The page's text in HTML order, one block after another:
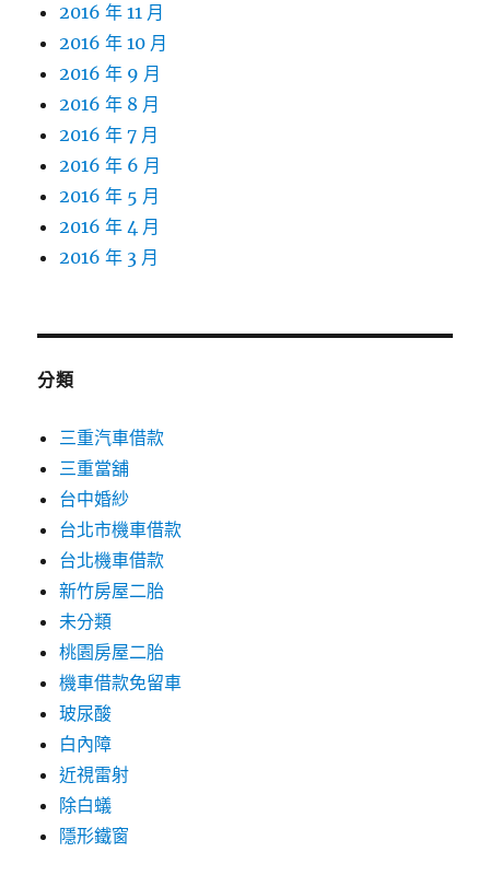
2016 年 11 月
2016 年 10 月
2016 年 9 月
2016 年 8 月
2016 年 7 月
2016 年 6 月
2016 年 5 月
2016 年 4 月
2016 年 3 月
分類
三重汽車借款
三重當舖
台中婚紗
台北市機車借款
台北機車借款
新竹房屋二胎
未分類
桃園房屋二胎
機車借款免留車
玻尿酸
白內障
近視雷射
除白蟻
隱形鐵窗